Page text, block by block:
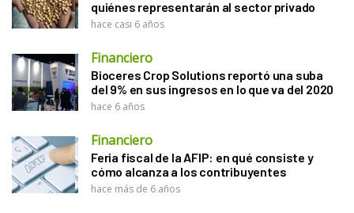
quiénes representarán al sector privado
hace casi 6 años
Financiero
Bioceres Crop Solutions reportó una suba
del 9% en sus ingresos en lo que va del 2020
hace 6 años
Financiero
Feria fiscal de la AFIP: en qué consiste y
cómo alcanza a los contribuyentes
hace más de 6 años